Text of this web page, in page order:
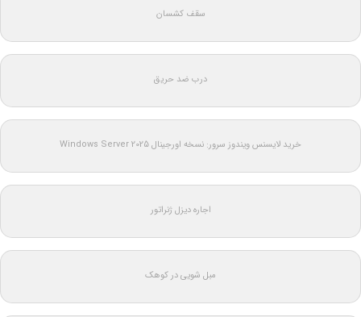
سقف کشسان
درب ضد حریق
خرید لایسنس ویندوز سرور: نسخه اورجینال Windows Server 2025
اجاره دیزل ژنراتور
مبل شویی در کوهک